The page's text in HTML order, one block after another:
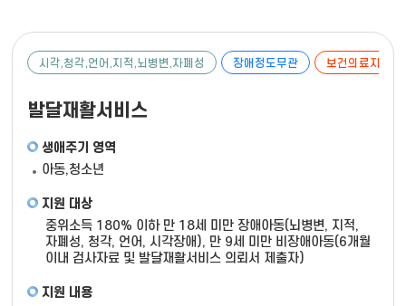
시각,청각,언어,지적,뇌병변,자폐성 장애정도무관 보건의료지원
발달재활서비스
생애주기 영역
아동,청소년
지원 대상
중위소득 180% 이하 만 18세 미만 장애아동(뇌병변, 지적,
자폐성, 청각, 언어, 시각장애), 만 9세 미만 비장애아동(6개월
이내 검사자료 및 발달재활서비스 의뢰서 제출자)
지원 내용